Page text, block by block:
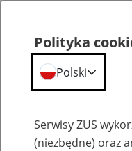
Polityka
Polski
Serwisy ZUS
(niezbędne) oraz